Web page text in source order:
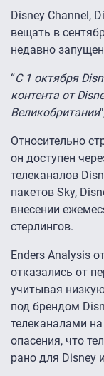
Disney Channel,
вещать в
недавно
“С 1 октября
контента от
Великобритании
Относительно
он доступен
телеканалов
пакетов Sky,
внесении
стерлингов.
Enders Analysis
отказались от
учитывая
под брендом
телеканалами
опасения, что
рано для Disney